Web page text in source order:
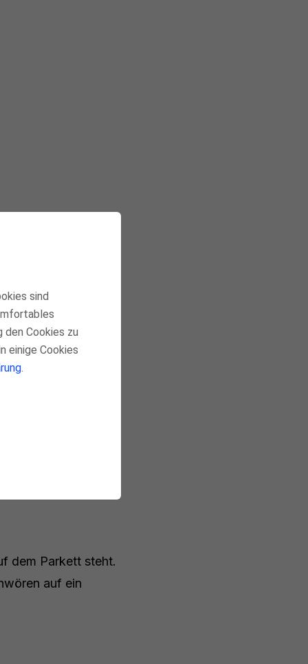
In Deutschland
dem Parkett steht.
auf ein
sind
Cookies zu
einige Cookies